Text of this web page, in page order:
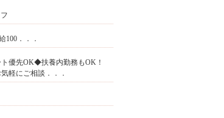
100．．．
優先OK◆扶養内勤務もOK！
軽にご相談．．．